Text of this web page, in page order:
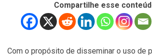
Compartilhe esse
Com o propósito de disseminar o uso de